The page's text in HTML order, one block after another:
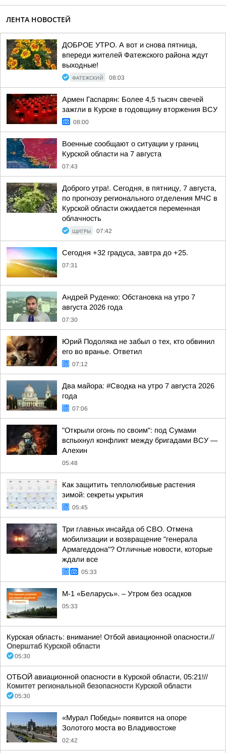
ЛЕНТА НОВОСТЕЙ
ДОБРОЕ УТРО. А вот и снова пятница,
впереди жителей Фатежского района ждут
выходные!
ФАТЕЖСКИЙ 08:03
Армен Гаспарян: Более 4,5 тысяч свечей
зажгли в Курске в годовщину вторжения ВСУ
08:00
Военные сообщают о ситуации у границ
Курской области на 7 августа
07:43
Доброго утра!. Сегодня, в пятницу, 7 августа,
по прогнозу регионального отделения МЧС в
Курской области ожидается переменная
облачность
ЩИГРЫ 07:42
Сегодня +32 градуса, завтра до +25.
07:31
Андрей Руденко: Обстановка на утро 7
августа 2026 года
07:30
Юрий Подоляка не забыл о тех, кто обвинил
его во вранье. Ответил
07:12
Два майора: #Сводка на утро 7 августа 2026
года
07:06
"Открыли огонь по своим": под Сумами
вспыхнул конфликт между бригадами ВСУ —
Алехин
05:48
Как защитить теплолюбивые растения
зимой: секреты укрытия
05:45
Три главных инсайда об СВО. Отмена
мобилизации и возвращение "генерала
Армагеддона"? Отличные новости, которые
ждали все
05:33
М-1 «Беларусь». – Утром без осадков
05:33
Курская область: внимание! Отбой авиационной опасности.//
Оперштаб Курской области
05:30
ОТБОЙ авиационной опасности в Курской области, 05:21!//
Комитет региональной безопасности Курской области
05:30
«Мурал Победы» появится на опоре
Золотого моста во Владивостоке
02:42